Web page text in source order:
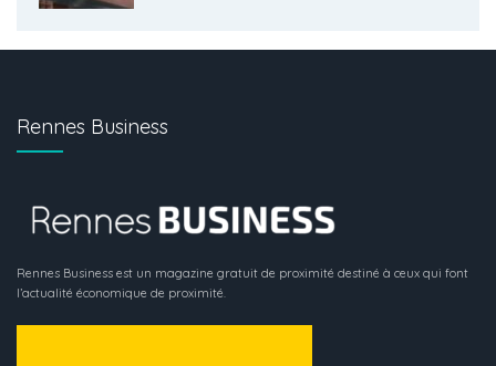
Rennes Business
Rennes Business est un magazine gratuit de proximité destiné à ceux qui font
l’actualité économique de proximité.